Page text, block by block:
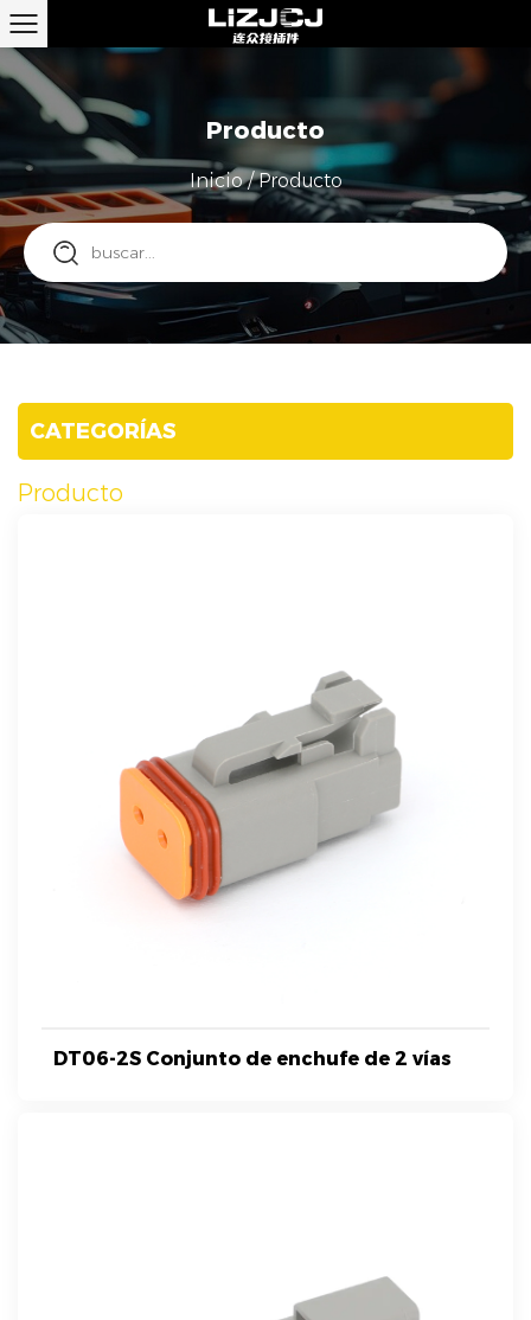
Producto
Inicio/Producto
CATEGORÍAS
Producto
DT06-2S Conjunto de enchufe de 2 vías